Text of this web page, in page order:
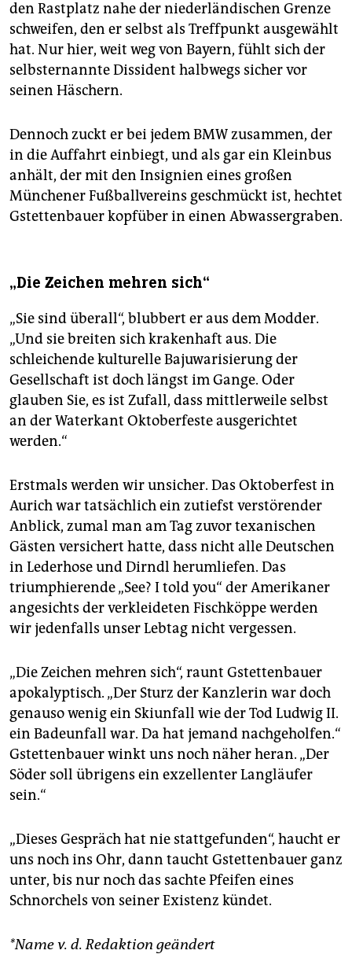
den Rastplatz nahe der niederländischen Grenze
schweifen, den er selbst als Treffpunkt ausgewählt
hat. Nur hier, weit weg von Bayern, fühlt sich der
selbsternannte Dissident halbwegs sicher vor
seinen Häschern.
Dennoch zuckt er bei jedem BMW zusammen, der
in die Auffahrt einbiegt, und als gar ein Kleinbus
anhält, der mit den Insignien eines großen
Münchener Fußballvereins geschmückt ist, hechtet
Gstettenbauer kopfüber in einen Abwassergraben.
„Die Zeichen mehren sich“
„Sie sind überall“, blubbert er aus dem Modder.
„Und sie breiten sich krakenhaft aus. Die
schleichende kulturelle Bajuwarisierung der
Gesellschaft ist doch längst im Gange. Oder
glauben Sie, es ist Zufall, dass mittlerweile selbst
an der Waterkant Oktoberfeste ausgerichtet
werden.“
Erstmals werden wir unsicher. Das Oktoberfest in
Aurich war tatsächlich ein zutiefst verstörender
Anblick, zumal man am Tag zuvor texanischen
Gästen versichert hatte, dass nicht alle Deutschen
in Lederhose und Dirndl herumliefen. Das
triumphierende „See? I told you“ der Amerikaner
angesichts der verkleideten Fischköppe werden
wir jedenfalls unser Lebtag nicht vergessen.
„Die Zeichen mehren sich“, raunt Gstettenbauer
apokalyptisch. „Der Sturz der Kanzlerin war doch
genauso wenig ein Skiunfall wie der Tod Ludwig II.
ein Badeunfall war. Da hat jemand nachgeholfen.“
Gstettenbauer winkt uns noch näher heran. „Der
Söder soll übrigens ein exzellenter Langläufer
sein.“
„Dieses Gespräch hat nie stattgefunden“, haucht er
uns noch ins Ohr, dann taucht Gstettenbauer ganz
unter, bis nur noch das sachte Pfeifen eines
Schnorchels von seiner Existenz kündet.
*Name v. d. Redaktion geändert